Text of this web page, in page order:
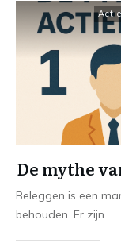
De mythe
Beleggen is een
behouden. Er zijn ...